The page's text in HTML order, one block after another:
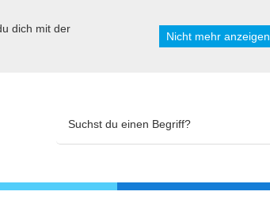
dich mit der
Nicht mehr anzeigen